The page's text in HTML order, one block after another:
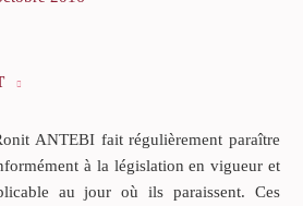
ANTEBI fait régulièrement paraître
à la législation en vigueur et
au jour où ils paraissent. Ces